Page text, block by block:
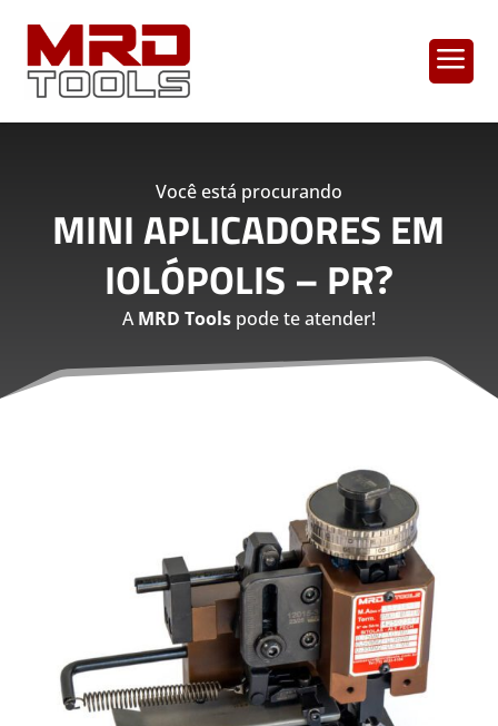
a
Você está procurando
MINI APLICADORES EM
IOLÓPOLIS – PR?
AMRD Toolspode te atender!